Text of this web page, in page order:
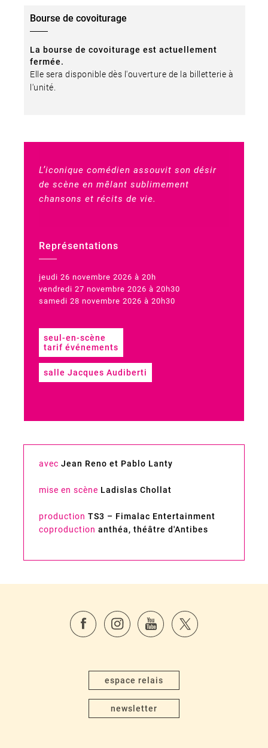
L’iconique comédien assouvit son désir
de scène en mêlant sublimement
chansons et récits de vie.
Représentations
jeudi 26 novembre 2026 à 20h
vendredi 27 novembre 2026 à 20h30
samedi 28 novembre 2026 à 20h30
seul-en-scène
tarif événements
salle Jacques Audiberti
avec Jean Reno et Pablo Lanty
mise en scène Ladislas Chollat
production TS3 – Fimalac Entertainment
coproduction anthéa, théâtre d'Antibes
Bourse de covoiturage
La bourse de covoiturage est actuellement
fermée.
Elle sera disponible dès l'ouverture de la billetterie à
l'unité.
espace relais
newsletter